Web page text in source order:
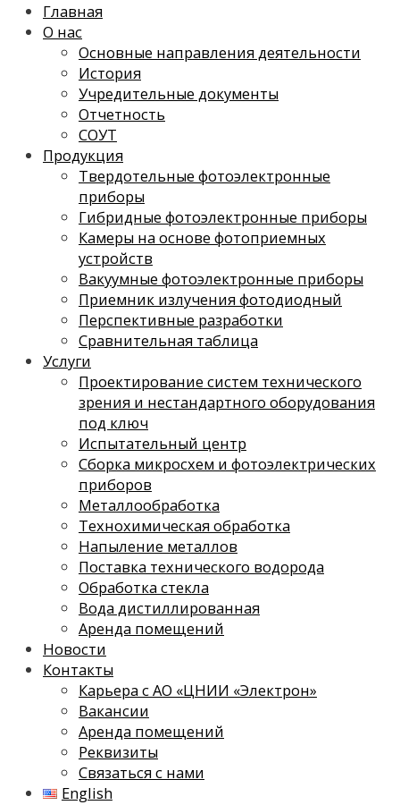
Главная
О нас
Основные направления деятельности
История
Учредительные документы
Отчетность
СОУТ
Продукция
Твердотельные фотоэлектронные
приборы
Гибридные фотоэлектронные приборы
Камеры на основе фотоприемных
устройств
Вакуумные фотоэлектронные приборы
Приемник излучения фотодиодный
Перспективные разработки
Сравнительная таблица
Услуги
Проектирование систем технического
зрения и нестандартного оборудования
под ключ
Испытательный центр
Сборка микросхем и фотоэлектрических
приборов
Металлообработка
Технохимическая обработка
Напыление металлов
Поставка технического водорода
Обработка стекла
Вода дистиллированная
Аренда помещений
Новости
Контакты
Карьера с АО «ЦНИИ «Электрон»
Вакансии
Аренда помещений
Реквизиты
Связаться с нами
English